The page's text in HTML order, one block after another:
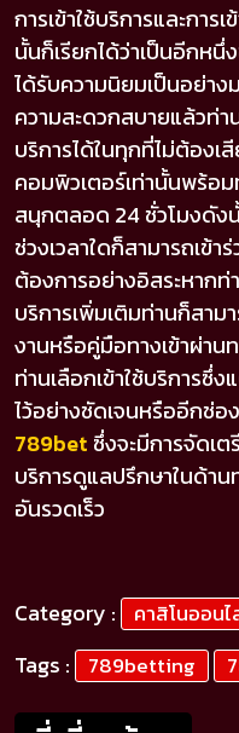
การเข้าใช้บริการและกา
นั้นก็เรียกได้ว่าเป็นอีกหนึ่
ได้รับความนิยมเป็นอย่าง
ความสะดวกสบายแล้วท่า
บริการได้ในทุกที่ไม่ต้องเ
คอมพิวเตอร์เท่านั้นพร้อ
สนุกตลอด 24 ชั่วโมงดัง
ช่วงเวลาใดก็สามารถเข้
ต้องการอย่างอิสระหากท่
บริการเพิ่มเติมท่านก็สาม
งานหรือคู่มือทางเข้าผ่าน
ท่านเลือกเข้าใช้บริการซึ่ง
ไว้อย่างชัดเจนหรืออีกช่
789bet ซึ่งจะมีการจัด
บริการดูแลปรึกษาในด้าน
อันรวดเร็ว
Category : คาสิโนออน
Tags : 789betting